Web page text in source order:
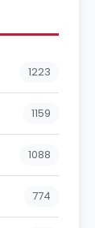
1223
1159
1088
774